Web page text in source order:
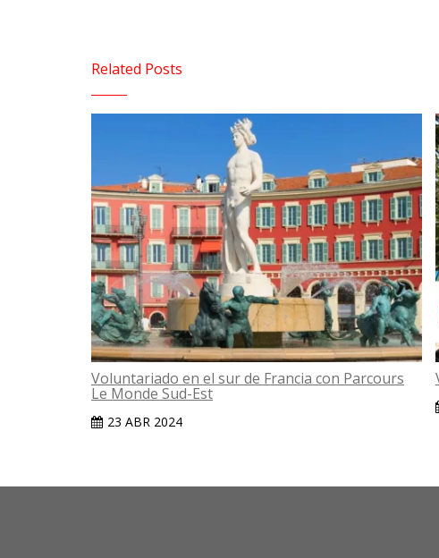
Related Posts
Voluntariado en el sur de Francia con Parcours
Le Monde Sud-Est
23 ABR 2024